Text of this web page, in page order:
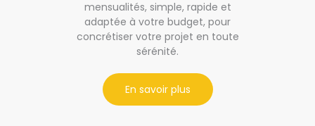
mensualités, simple, rapide et
adaptée à votre budget, pour
concrétiser votre projet en toute
sérénité.
En savoir plus